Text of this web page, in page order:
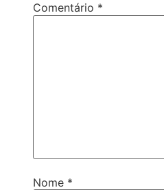
Comentário *
Nome *